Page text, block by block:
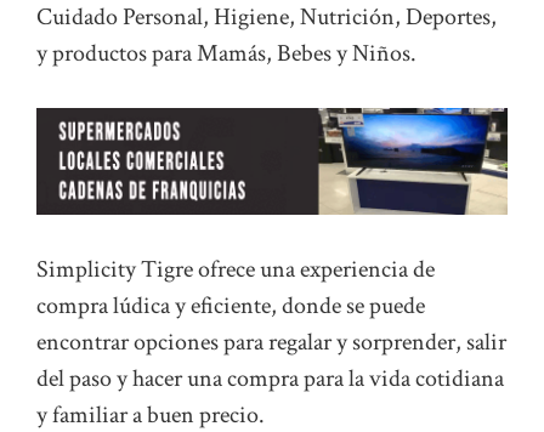
Cuidado Personal, Higiene, Nutrición, Deportes,
y productos para Mamás, Bebes y Niños.
Simplicity Tigre ofrece una experiencia de
compra lúdica y eficiente, donde se puede
encontrar opciones para regalar y sorprender, salir
del paso y hacer una compra para la vida cotidiana
y familiar a buen precio.